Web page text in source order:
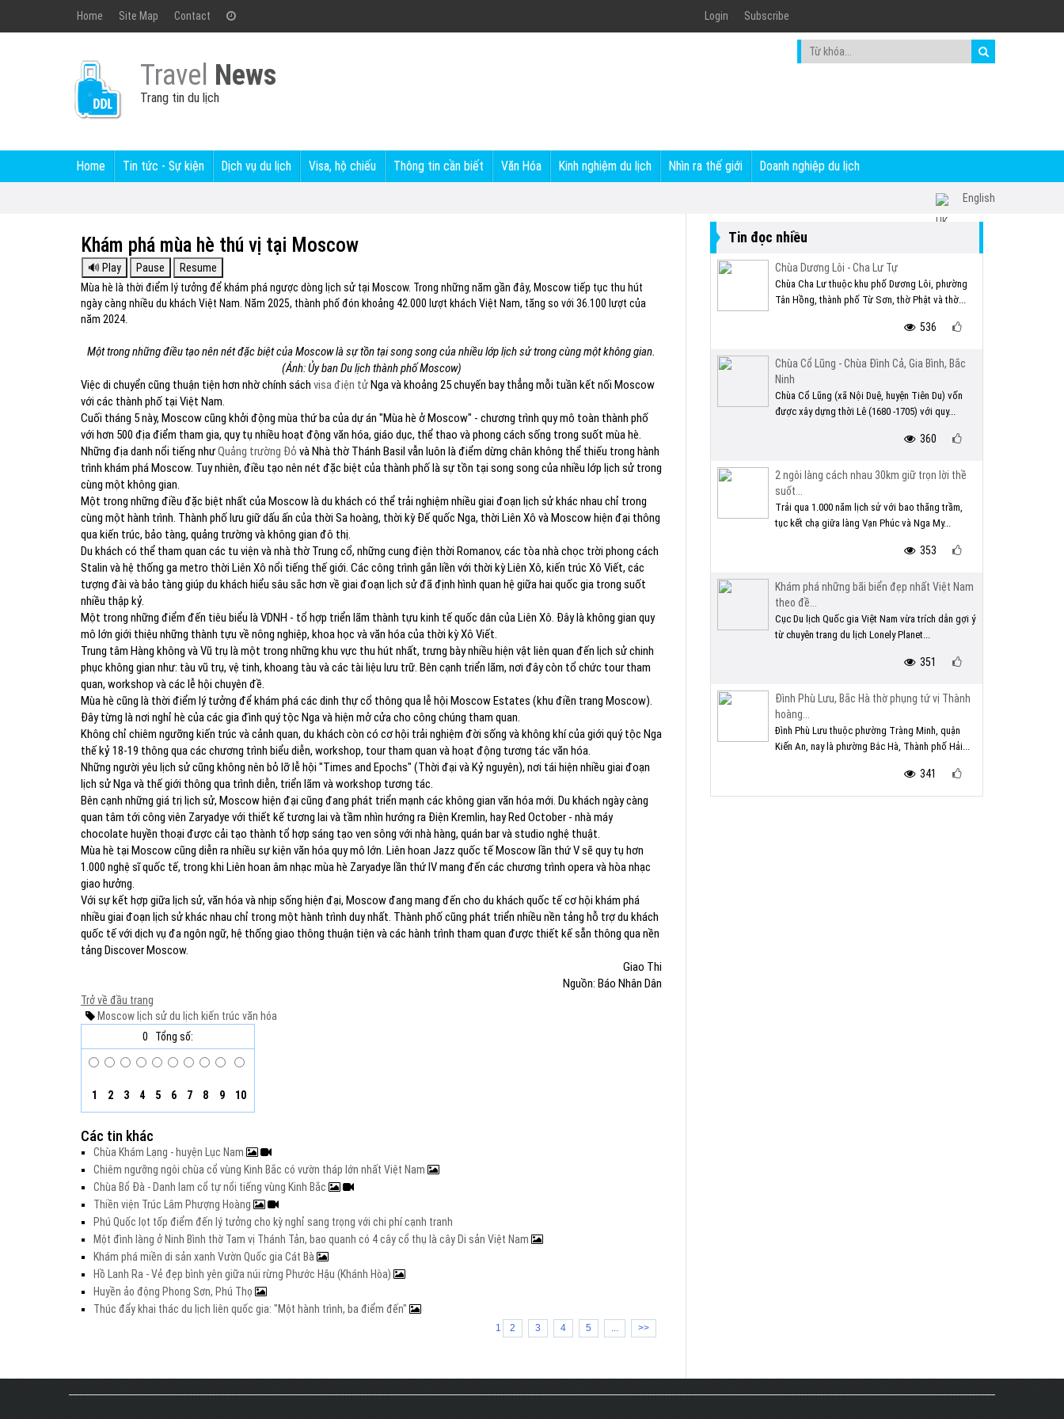
Home Site Map Contact Login Subscribe
Travel News
Trang tin du lịch
Home Tin tức - Sự kiện Dịch vụ du lịch Visa, hộ chiếu Thông tin cần biết Văn Hóa Kinh nghiệm du lịch Nhìn ra thế giới Doanh nghiệp du lịch
English
Khám phá mùa hè thú vị tại Moscow
Mùa hè là thời điểm lý tưởng để khám phá ngược dòng lịch sử tại Moscow. Trong những năm gần đây, Moscow tiếp tục thu hút
ngày càng nhiều du khách Việt Nam. Năm 2025, thành phố đón khoảng 42.000 lượt khách Việt Nam, tăng so với 36.100 lượt của
năm 2024.
Một trong những điều tạo nên nét đặc biệt của Moscow là sự tồn tại song song của nhiều lớp lịch sử trong cùng một không gian.
(Ảnh: Ủy ban Du lịch thành phố Moscow)
Việc di chuyển cũng thuận tiện hơn nhờ chính sách visa điện tửNga và khoảng 25 chuyến bay thẳng mỗi tuần kết nối Moscow
với các thành phố tại Việt Nam.
Cuối tháng 5 này, Moscow cũng khởi động mùa thứ ba của dự án "Mùa hè ở Moscow" - chương trình quy mô toàn thành phố
với hơn 500 địa điểm tham gia, quy tụ nhiều hoạt động văn hóa, giáo dục, thể thao và phong cách sống trong suốt mùa hè.
Những địa danh nổi tiếng nhưQuảng trường Đỏ và Nhà thờ Thánh Basil vẫn luôn là điểm dừng chân không thể thiếu trong hành
trình khám phá Moscow. Tuy nhiên, điều tạo nên nét đặc biệt của thành phố là sự tồn tại song song của nhiều lớp lịch sử trong
cùng một không gian.
Một trong những điều đặc biệt nhất của Moscow là du khách có thể trải nghiệm nhiều giai đoạn lịch sử khác nhau chỉ trong
cùng một hành trình. Thành phố lưu giữ dấu ấn của thời Sa hoàng, thời kỳ Đế quốc Nga, thời Liên Xô và Moscow hiện đại thông
qua kiến trúc, bảo tàng, quảng trường và không gian đô thị.
Du khách có thể tham quan các tu viện và nhà thờ Trung cổ, những cung điện thời Romanov, các tòa nhà chọc trời phong cách
Stalin và hệ thống ga metro thời Liên Xô nổi tiếng thế giới. Các công trình gắn liền với thời kỳ Liên Xô, kiến trúc Xô Viết, các
tượng đài và bảo tàng giúp du khách hiểu sâu sắc hơn về giai đoạn lịch sử đã định hình quan hệ giữa hai quốc gia trong suốt
nhiều thập kỷ.
Một trong những điểm đến tiêu biểu là VDNH - tổ hợp triển lãm thành tựu kinh tế quốc dân của Liên Xô. Đây là không gian quy
mô lớn giới thiệu những thành tựu về nông nghiệp, khoa học và văn hóa của thời kỳ Xô Viết.
Trung tâm Hàng không và Vũ trụ là một trong những khu vực thu hút nhất, trưng bày nhiều hiện vật liên quan đến lịch sử chinh
phục không gian như: tàu vũ trụ, vệ tinh, khoang tàu và các tài liệu lưu trữ. Bên cạnh triển lãm, nơi đây còn tổ chức tour tham
quan, workshop và các lễ hội chuyên đề.
Mùa hè cũng là thời điểm lý tưởng để khám phá các dinh thự cổ thông qua lễ hội Moscow Estates (khu điền trang Moscow).
Đây từng là nơi nghỉ hè của các gia đình quý tộc Nga và hiện mở cửa cho công chúng tham quan.
Không chỉ chiêm ngưỡng kiến trúc và cảnh quan, du khách còn có cơ hội trải nghiệm đời sống và không khí của giới quý tộc Nga
thế kỷ 18-19 thông qua các chương trình biểu diễn, workshop, tour tham quan và hoạt động tương tác văn hóa.
Những người yêu lịch sử cũng không nên bỏ lỡ lễ hội "Times and Epochs" (Thời đại và Kỷ nguyên), nơi tái hiện nhiều giai đoạn
lịch sử Nga và thế giới thông qua trình diễn, triển lãm và workshop tương tác.
Bên cạnh những giá trị lịch sử, Moscow hiện đại cũng đang phát triển mạnh các không gian văn hóa mới. Du khách ngày càng
quan tâm tới công viên Zaryadye với thiết kế tương lai và tầm nhìn hướng ra Điện Kremlin, hay Red October - nhà máy
chocolate huyền thoại được cải tạo thành tổ hợp sáng tạo ven sông với nhà hàng, quán bar và studio nghệ thuật.
Mùa hè tại Moscow cũng diễn ra nhiều sự kiện văn hóa quy mô lớn. Liên hoan Jazz quốc tế Moscow lần thứ V sẽ quy tụ hơn
1.000 nghệ sĩ quốc tế, trong khi Liên hoan âm nhạc mùa hè Zaryadye lần thứ IV mang đến các chương trình opera và hòa nhạc
giao hưởng.
Với sự kết hợp giữa lịch sử, văn hóa và nhịp sống hiện đại, Moscow đang mang đến cho du khách quốc tế cơ hội khám phá
nhiều giai đoạn lịch sử khác nhau chỉ trong một hành trình duy nhất. Thành phố cũng phát triển nhiều nền tảng hỗ trợ du khách
quốc tế với dịch vụ đa ngôn ngữ, hệ thống giao thông thuận tiện và các hành trình tham quan được thiết kế sẵn thông qua nền
tảng Discover Moscow.
Giao Thi
Nguồn: Báo Nhân Dân
Trở về đầu trang
Moscow lịch sửdu lịch kiến trúc văn hóa
0
Tổng số:
1 2 3 4 5 6 7 8 9 10
Các tin khác
Chùa Khám Lạng - huyện Lục Nam
Chiêm ngưỡng ngôi chùa cổ vùng Kinh Bắc có vườn tháp lớn nhất Việt Nam
Chùa Bổ Đà - Danh lam cổ tự nổi tiếng vùng Kinh Bắc
Thiền viện Trúc Lâm Phượng Hoàng
Phú Quốc lọt tốp điểm đến lý tưởng cho kỳ nghỉ sang trọng với chi phí cạnh tranh
Một đình làng ở Ninh Bình thờ Tam vị Thánh Tản, bao quanh có 4 cây cổ thụ là cây Di sản Việt Nam
Khám phá miền di sản xanh Vườn Quốc gia Cát Bà
Hồ Lanh Ra - Vẻ đẹp bình yên giữa núi rừng Phước Hậu (Khánh Hòa)
Huyền ảo động Phong Sơn, Phú Thọ
Thúc đẩy khai thác du lịch liên quốc gia: "Một hành trình, ba điểm đến"
1 2 3 4 5 ... >>
Tin đọc nhiều
Chùa Dương Lôi - Cha Lư Tự
Chùa Cha Lư thuộc khu phố Dương Lôi, phường
Tân Hồng, thành phố Từ Sơn, thờ Phật và thờ...
536
Chùa Cổ Lũng - Chùa Đình Cả, Gia Bình, Bắc
Ninh
Chùa Cổ Lũng (xã Nội Duệ, huyện Tiên Du) vốn
được xây dựng thời Lê (1680 -1705) với quy...
360
2 ngôi làng cách nhau 30km giữ trọn lời thề
suốt...
Trải qua 1.000 năm lịch sử với bao thăng trầm,
tục kết chạ giữa làng Vạn Phúc và Nga My...
353
Khám phá những bãi biển đẹp nhất Việt Nam
theo đề...
Cục Du lịch Quốc gia Việt Nam vừa trích dẫn gợi ý
từ chuyên trang du lịch Lonely Planet...
351
Đình Phù Lưu, Bắc Hà thờ phụng tứ vị Thành
hoàng...
Đình Phù Lưu thuộc phường Tràng Minh, quận
Kiến An, nay là phường Bắc Hà, Thành phố Hải...
341